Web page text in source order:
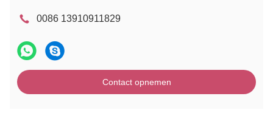
0086 13910911829
Contact opnemen